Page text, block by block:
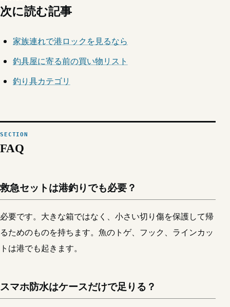
次に読む記事
家族連れで港ロックを見るなら
釣具屋に寄る前の買い物リスト
釣り具カテゴリ
FAQ
救急セットは港釣りでも必要？
必要です。大きな箱ではなく、小さい切り傷を保護して帰
るためのものを持ちます。魚のトゲ、フック、ラインカッ
トは港でも起きます。
スマホ防水はケースだけで足りる？